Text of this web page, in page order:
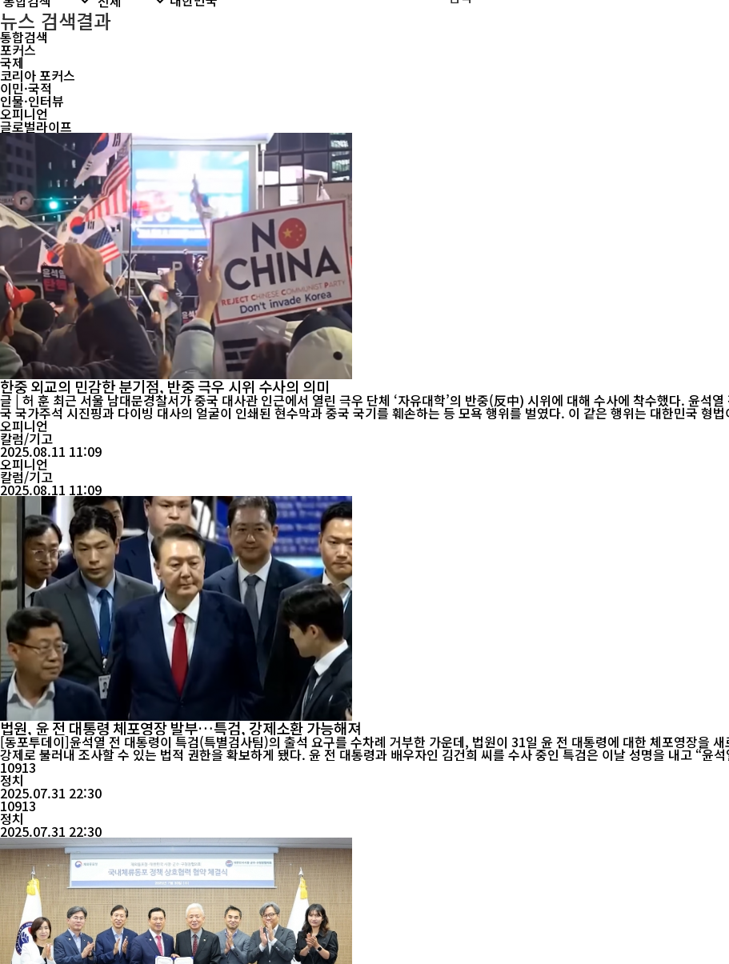
뉴스 검색결과
통합검색
포커스
국제
코리아 포커스
이민·국적
인물·인터뷰
오피니언
글로벌라이프
한중 외교의 민감한 분기점, 반중 극우 시위 수사의 의미
글 | 허 훈 최근 서울 남대문경찰서가 중국 대사관 인근에서 열린 극우 단체 ‘자유대학’의 반중(反中) 시위에 대해 수사에 착수했다. 윤석열 전 대통령 지지 세력으로 알려진 이 단체는 7월 22일 집회에서 중
국 국가주석 시진핑과 다이빙 대사의 얼굴이 인쇄된 현수막과 중국 국기를 훼손하는 등 모욕 행위를 벌였다. 이 같은 행위는 대한민국 형
오피니언
칼럼/기고
2025.08.11 11:09
오피니언
칼럼/기고
2025.08.11 11:09
법원, 윤 전 대통령 체포영장 발부…특검, 강제소환 가능해져
[동포투데이]윤석열 전 대통령이 특검(특별검사팀)의 출석 요구를 수차례 거부한 가운데, 법원이 31일 윤 전 대통령에 대한 체포영장을
강제로 불러내 조사할 수 있는 법적 권한을 확보하게 됐다. 윤 전 대통령과 배우자인 김건희 씨를 수사 중인 특검은 이날 성명을 내고 “윤석열 전 대통령에 대한 체포영장이 발부됐다”고 밝혔다. 앞서 특검은
윤 전 대...
10913
정치
2025.07.31 22:30
10913
정치
2025.07.31 22:30